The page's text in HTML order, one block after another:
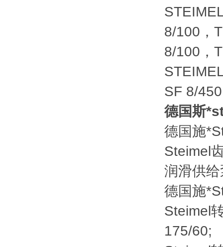
8/100，
8/100，
SF 8/
德国斯
德国施
Steimel
润滑供
德国施
Steimel
175/60;